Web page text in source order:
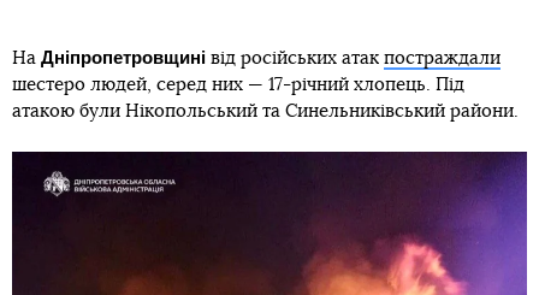
На Дніпропетровщині від російських атак постраждали
шестеро людей, серед них — 17-річний хлопець. Під
атакою були Нікопольський та Синельниківський райони.